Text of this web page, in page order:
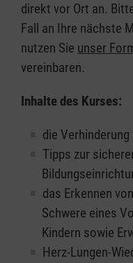
direkt vor Ort an.
Fall an Ihre nächste
nutzen Sie unser
vereinbaren.
Inhalte des Kurses:
die
Tipps zur
das Erkennen
Schwere eines
Kindern sowie
Herz-Lungen-